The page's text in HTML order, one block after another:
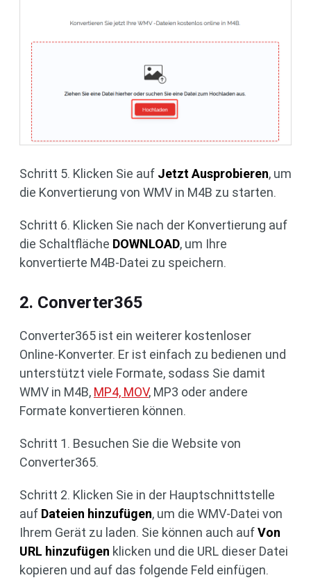
Schritt 5. Klicken Sie auf Jetzt Ausprobieren, um
die Konvertierung von WMV in M4B zu starten.
Schritt 6. Klicken Sie nach der Konvertierung auf
die Schaltfläche DOWNLOAD, um Ihre
konvertierte M4B-Datei zu speichern.
2. Converter365
Converter365 ist ein weiterer kostenloser
Online-Konverter. Er ist einfach zu bedienen und
unterstützt viele Formate, sodass Sie damit
WMV in M4B, MP4, MOV, MP3 oder andere
Formate konvertieren können.
Schritt 1. Besuchen Sie die Website von
Converter365.
Schritt 2. Klicken Sie in der Hauptschnittstelle
auf Dateien hinzufügen, um die WMV-Datei von
Ihrem Gerät zu laden. Sie können auch aufVon
URL hinzufügen klicken und die URL dieser Datei
kopieren und auf das folgende Feld einfügen.